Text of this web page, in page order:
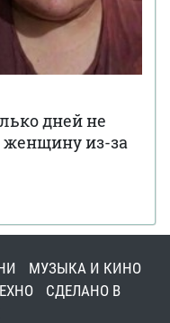
дней не
из-за
МУЗЫКА И КИНО
СДЕЛАНО В